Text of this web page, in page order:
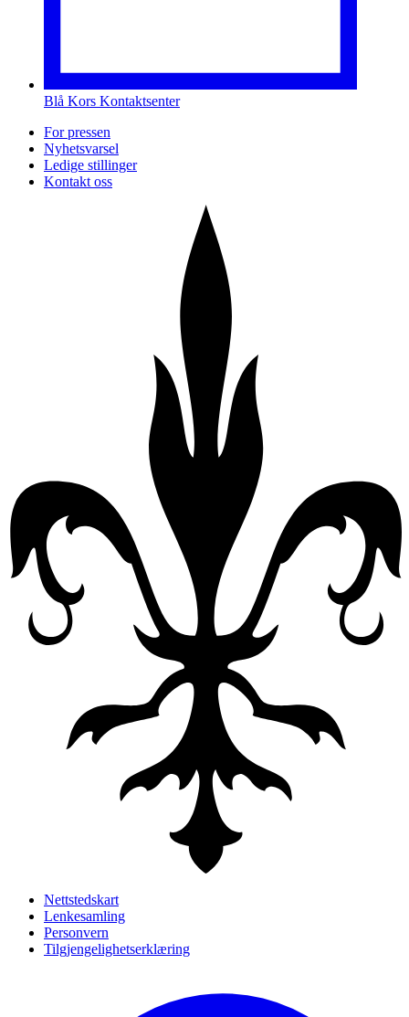
Blå Kors Kontaktsenter
For pressen
Nyhetsvarsel
Ledige stillinger
Kontakt oss
Nettstedskart
Lenkesamling
Personvern
Tilgjengelighetserklæring